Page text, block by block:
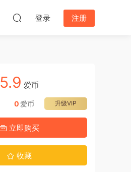
登录 注册
5.9 爱币
升级VIP
0 爱币
立即购买
收藏